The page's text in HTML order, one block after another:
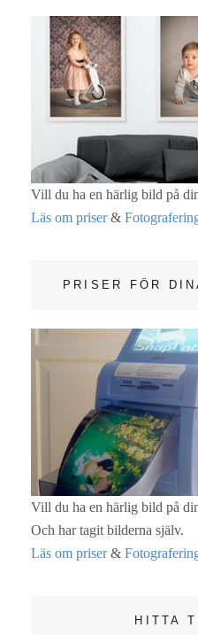
Vill du ha en härlig bild på
Läs om priser&
PRISER FÖR
Vill du ha en härlig bild på
Och har tagit bilderna själv.
Läs om priser&
HITTA